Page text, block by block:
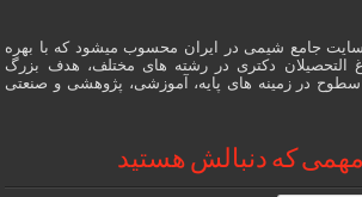
جامع شیمی در ایران محسوب میشود که با بهره
التحصیلان دکتری در رشته های مختلف، هدف بزرگ
در زمینه های پایه، آموزشی، پژوهشی و صنعتی
که دنبالش هستید